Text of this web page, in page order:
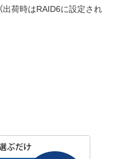
出荷時はRAID6に設定され